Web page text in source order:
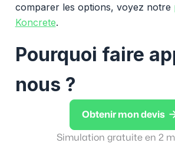
comparer les options, voyez notre
Koncrete.
Pourquoi faire
nous ?
Obtenir mon devis
Simulation gratuite en 2